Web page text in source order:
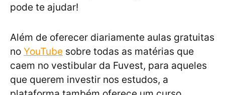
pode te ajudar!
Além de oferecer diariamente aulas gratuitas
no YouTube sobre todas as matérias que
caem no vestibular da Fuvest, para aqueles
que querem investir nos estudos, a